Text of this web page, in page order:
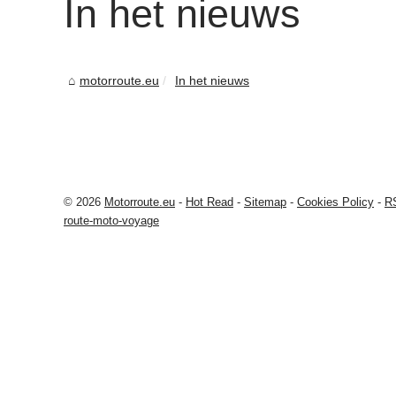
In het nieuws
motorroute.eu In het nieuws
© 2026 Motorroute.eu - Hot Read - Sitemap - Cookies Policy -
route-moto-voyage